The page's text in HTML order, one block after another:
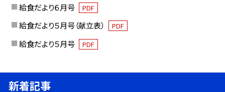
給食だより６月号 PDF
給食だより５月号（献立表） PDF
給食だより５月号 PDF
新着記事